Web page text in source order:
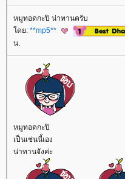
หมูทอดกะปิ น่าทานครับ
ดย: **mp5**
น.
หมูทอดกะปิ
เป็นเช่นนี้เอง
น่าทานจังค่ะ